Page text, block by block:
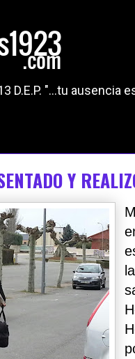
D.E.P. "...tu ausencia
Y